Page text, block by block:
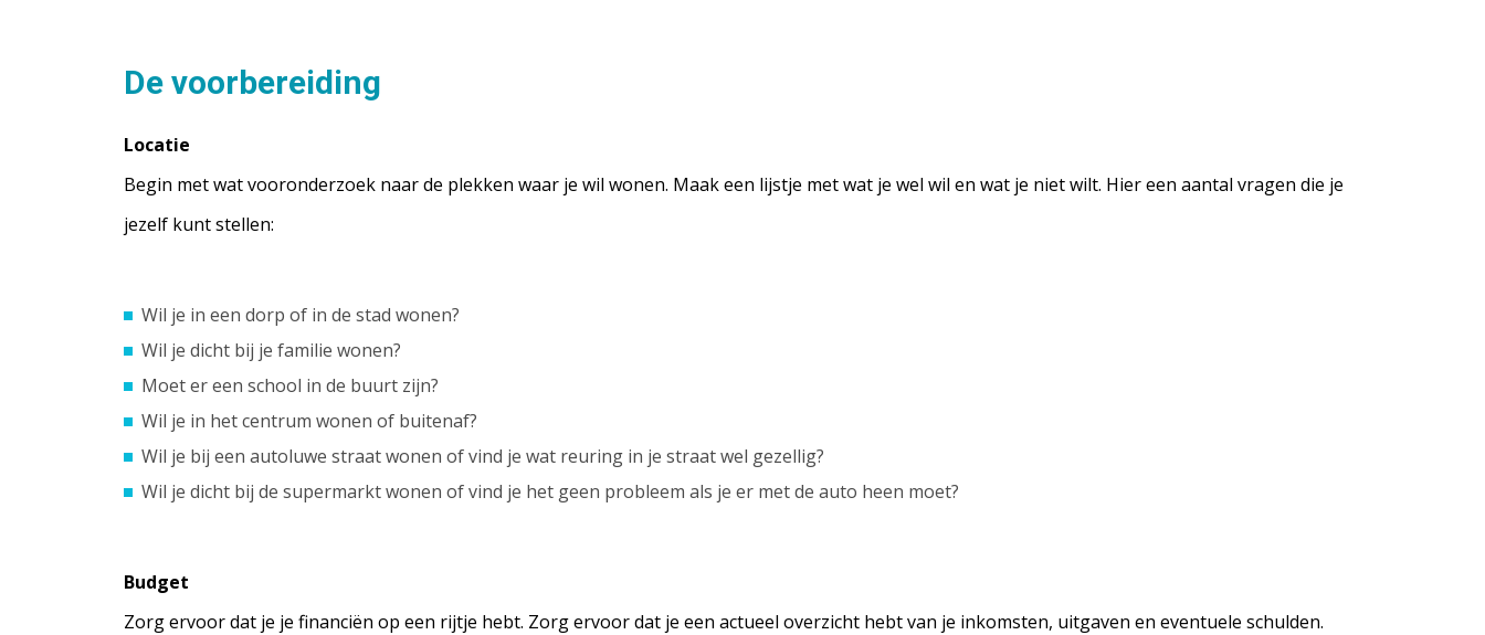
De voorbereiding
Locatie
Begin met wat vooronderzoek naar de plekken waar je wil wonen. Maak een lijstje met wat je wel wil en wat je niet wilt. Hier een aantal vragen die je
jezelf kunt stellen:
Wil je in een dorp of in de stad wonen?
Wil je dicht bij je familie wonen?
Moet er een school in de buurt zijn?
Wil je in het centrum wonen of buitenaf?
Wil je bij een autoluwe straat wonen of vind je wat reuring in je straat wel gezellig?
Wil je dicht bij de supermarkt wonen of vind je het geen probleem als je er met de auto heen moet?
Budget
Zorg ervoor dat je je financiën op een rijtje hebt. Zorg ervoor dat je een actueel overzicht hebt van je inkomsten, uitgaven en eventuele schulden.